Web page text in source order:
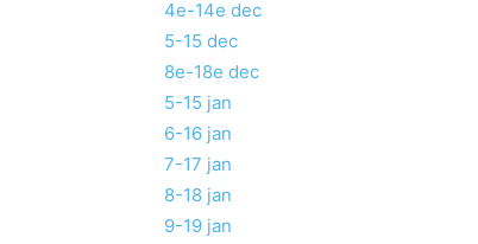
4e-14e dec
5-15 dec
8e-18e dec
5-15 jan
6-16 jan
7-17 jan
8-18 jan
9-19 jan